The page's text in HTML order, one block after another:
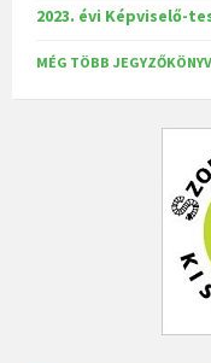
2023. évi Képviselő-
MÉG TÖBB JEGYZŐKÖNYV